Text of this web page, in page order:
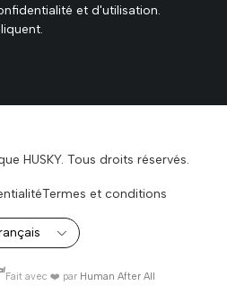
et d'utilisation.
HUSKY. Tous droits réservés.
Termes et conditions
Fait avec ❤️ par Human After All